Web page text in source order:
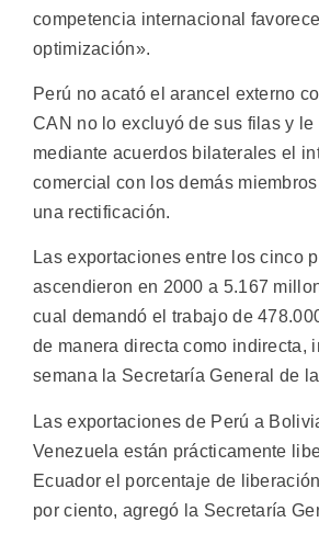
competencia internacional
optimización».
Perú no acató el arancel externo
CAN no lo excluyó de sus filas y
mediante acuerdos bilaterales el
comercial con los demás
una rectificación.
Las exportaciones entre los cinco
ascendieron en 2000 a 5.167
cual demandó el trabajo de
de manera directa como indirecta,
semana la Secretaría General de
Las exportaciones de Perú a
Venezuela están prácticamente
Ecuador el porcentaje de
por ciento, agregó la Secretaría